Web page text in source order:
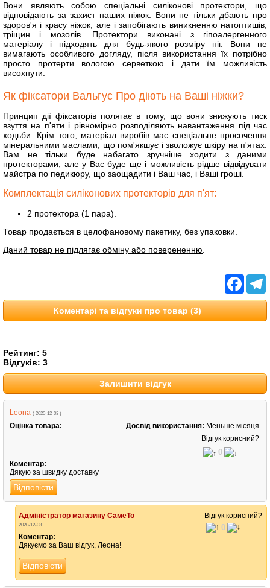
Вони являють собою спеціальні силіконові протектори, що
відповідають за захист наших ніжок. Вони не тільки дбають про
здоров'я і красу ніжок, але і запобігають виникненню натоптишів,
тріщин і мозолів. Протектори виконані з гіпоалергенного
матеріалу і підходять для будь-якого розміру ніг. Вони не
вимагають особливого догляду, після використання їх потрібно
просто протерти вологою серветкою і дати їм можливість
висохнути.
Як фіксатори Вальгус Про діють на Ваші ніжки?
Принцип дії фіксаторів полягає в тому, що вони знижують тиск
взуття на п'яти і рівномірно розподіляють навантаження під час
ходьби. Крім того, матеріал виробів має спеціальне просочення
мінеральними маслами, що пом'якшує і зволожує шкіру на п'ятах.
Вам не тільки буде набагато зручніше ходити з даними
протекторами, але у Вас буде ще і можливість рідше відвідувати
майстра по педикюру, що заощадити і Ваш час, і Ваші гроші.
Комплектація силіконових протекторів для п'ят:
2 протектора (1 пара).
Товар продається в целофановому пакетику, без упаковки.
Даний товар не підлягає обміну або поверененню.
Коментарі та відгуки про товар (3)
Рейтинг: 5
Відгуків: 3
Залишити відгук
Leona ( 2020-12-03 )
Оцінка товара: Досвід використання: Меньше місяця
Відгук корисний?
0
Коментар:
Дякую за швидку доставку
Відповісти
Адміністратор магазину СамеТо
2020-12-03
Відгук корисний?
0
Коментар:
Дякуємо за Ваш відгук, Леона!
Відповісти